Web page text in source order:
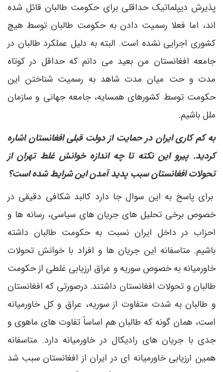
پذیرش دیپلماتیک حداقلی برای حکومت طالبان قائل شده
اند، اما فعلا رسمیت دادن به حکومت طالبان توسط هیچ
کشوری اجرایی نشده است. البته به دلیل عملکرد طالبان در
جامعه افغانستان من بعید می دانم که حداقل در کوتاه
مدت و حت میان مدت شاهد به رسمیت شناختن این
حکومت توسط کشورهای همسایه، جامعه جهانی و سازمان
ملل باشیم.
به کم کاری ایران در حمایت از دولت قبلی افغانستان اشاره
کردید. پیرو این نکته تا چه اندازه خوانش غلط تهران از
تحولات افغانستان سبب پدید آمدن این شرایط شده است؟
برای پاسخ به این سوال جا دارد کالبد شکافی دقیقی در
خصوص برخی تحلیل های جریان های سیاسی، رسانه ها و
احزاب در داخل ایران نسبت به حکومت طالبان داشته
باشیم. متاسفانه این جریان ها و افراد با خوانش تحولات
خاورمیانه به خصوص سوریه و عراق ارزیابی غلطی از حکومت
طالبان و تحولات افغانستان داشتند. درصورتی که افغانستان
و طالبان به شدت متفاوت از سوریه، عراق و کل خاورمیانه
است، همان گونه که طالبان هم اساساً تفاوت های ماهوی و
جدی با جریان های رادیکال در خاورمیانه دارد. متاسفانه
همین ارزیابی خاورمیانه ای در ایران از افغانستان سبب شد